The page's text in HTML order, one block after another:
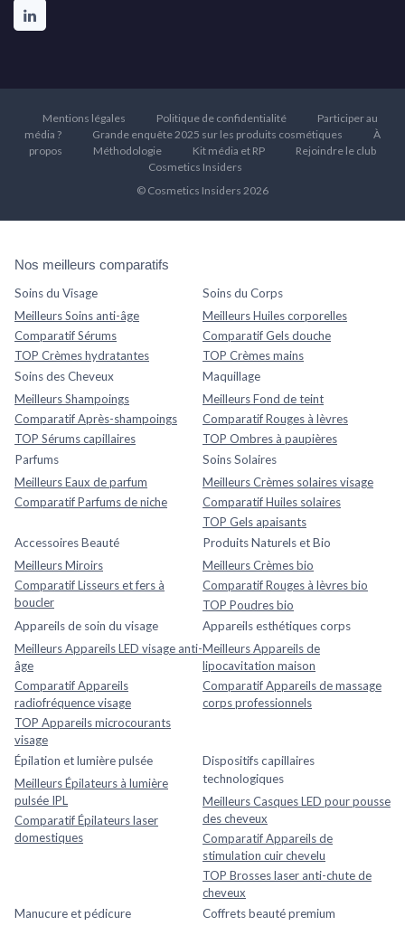
Mentions légales Politique de confidentialité
Participer au
média ?
Grande enquête 2025 sur les produits cosmétiques
À
propos
Méthodologie Kit média et RP
Rejoindre le club
Cosmetics Insiders
© Cosmetics Insiders 2026
Nos meilleurs comparatifs
Soins du Visage
Meilleurs Soins anti-âge
Comparatif Sérums
TOP Crèmes hydratantes
Soins du Corps
Meilleurs Huiles corporelles
Comparatif Gels douche
TOP Crèmes mains
Soins des Cheveux
Meilleurs Shampoings
Comparatif Après-shampoings
TOP Sérums capillaires
Maquillage
Meilleurs Fond de teint
Comparatif Rouges à lèvres
TOP Ombres à paupières
Parfums
Meilleurs Eaux de parfum
Comparatif Parfums de niche
Soins Solaires
Meilleurs Crèmes solaires visage
Comparatif Huiles solaires
TOP Gels apaisants
Accessoires Beauté
Meilleurs Miroirs
Comparatif Lisseurs et fers à
boucler
Produits Naturels et Bio
Meilleurs Crèmes bio
Comparatif Rouges à lèvres bio
TOP Poudres bio
Appareils de soin du visage
Meilleurs Appareils LED visage anti-
âge
Comparatif Appareils
radiofréquence visage
TOP Appareils microcourants
visage
Appareils esthétiques corps
Meilleurs Appareils de
lipocavitation maison
Comparatif Appareils de massage
corps professionnels
Épilation et lumière pulsée
Meilleurs Épilateurs à lumière
pulsée IPL
Comparatif Épilateurs laser
domestiques
Dispositifs capillaires
technologiques
Meilleurs Casques LED pour pousse
des cheveux
Comparatif Appareils de
stimulation cuir chevelu
TOP Brosses laser anti-chute de
cheveux
Manucure et pédicure
Coffrets beauté premium